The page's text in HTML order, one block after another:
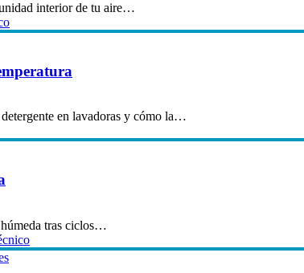
unidad interior de tu aire…
en lavadoras y cómo la…
húmeda tras ciclos…